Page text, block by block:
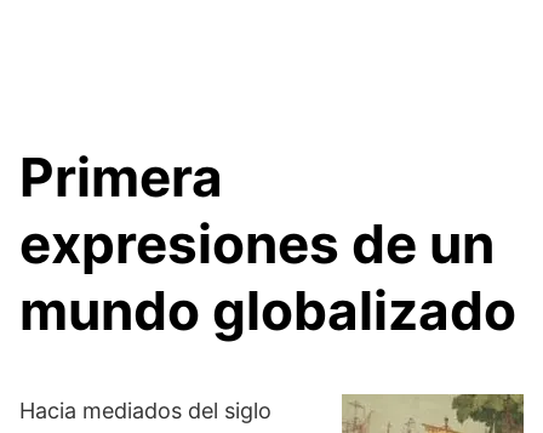
Primera
expresiones de un
mundo globalizado
Hacia mediados del siglo